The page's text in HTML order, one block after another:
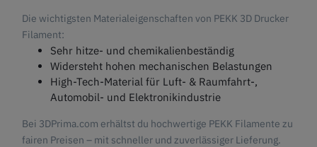
Die wichtigsten Materialeigenschaften von PEKK 3D Drucker
Filament:
Sehr hitze- und chemikalienbeständig
Widersteht hohen mechanischen Belastungen
High-Tech-Material für Luft- & Raumfahrt-,
Automobil- und Elektronikindustrie
Bei 3DPrima.com erhältst du hochwertige PEKK Filamente zu
fairen Preisen – mit schneller und zuverlässiger Lieferung.